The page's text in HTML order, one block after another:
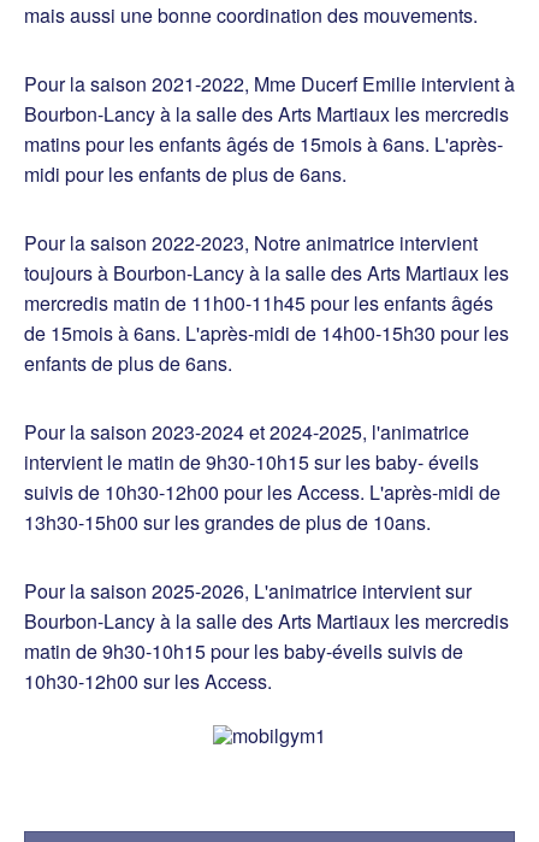
mais aussi une bonne coordination des mouvements.
Pour la saison 2021-2022, Mme Ducerf Emilie intervient à
Bourbon-Lancy à la salle des Arts Martiaux les mercredis
matins pour les enfants âgés de 15mois à 6ans. L'après-
midi pour les enfants de plus de 6ans.
Pour la saison 2022-2023, Notre animatrice intervient
toujours à Bourbon-Lancy à la salle des Arts Martiaux les
mercredis matin de 11h00-11h45 pour les enfants âgés
de 15mois à 6ans. L'après-midi de 14h00-15h30 pour les
enfants de plus de 6ans.
Pour la saison 2023-2024 et 2024-2025, l'animatrice
intervient le matin de 9h30-10h15 sur les baby- éveils
suivis de 10h30-12h00 pour les Access. L'après-midi de
13h30-15h00 sur les grandes de plus de 10ans.
Pour la saison 2025-2026, L'animatrice intervient sur
Bourbon-Lancy à la salle des Arts Martiaux les mercredis
matin de 9h30-10h15 pour les baby-éveils suivis de
10h30-12h00 sur les Access.